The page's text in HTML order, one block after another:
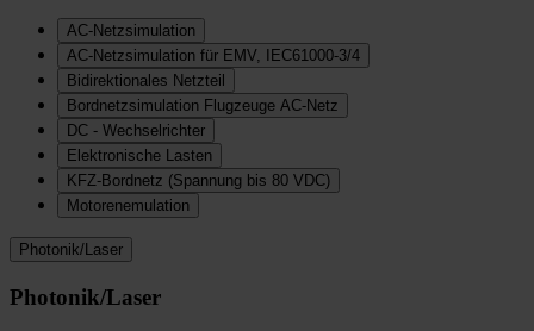
AC-Netzsimulation
AC-Netzsimulation für EMV, IEC61000-3/4
Bidirektionales Netzteil
Bordnetzsimulation Flugzeuge AC-Netz
DC - Wechselrichter
Elektronische Lasten
KFZ-Bordnetz (Spannung bis 80 VDC)
Motorenemulation
Photonik/Laser
Photonik/Laser